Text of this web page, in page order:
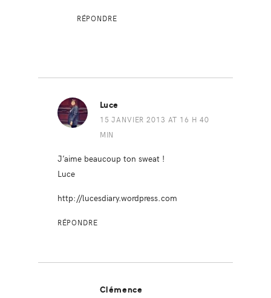
RÉPONDRE
Luce
15 JANVIER 2013 AT 16 H 40
MIN
J’aime beaucoup ton sweat !
Luce
http://lucesdiary.wordpress.com
RÉPONDRE
Clémence